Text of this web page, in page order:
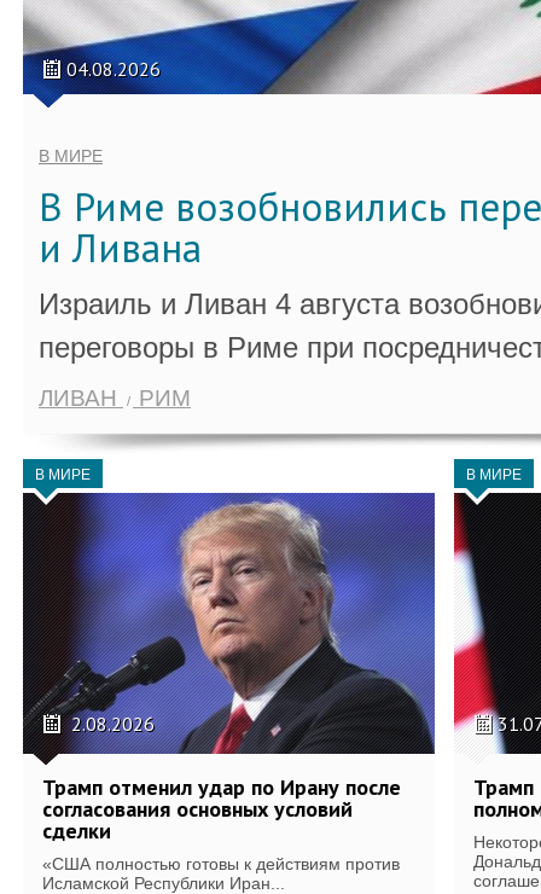
04.08.2026
В МИРЕ
В Риме возобновились
и Ливана
Израиль и Ливан 4 августа
переговоры в Риме при
ЛИВАН РИМ
В МИРЕ
2.08.2026
Трамп отменил удар по Ирану после
согласования основных условий
сделки
«США полностью готовы к действиям против
Исламской Республики Иран...
В МИРЕ
Трамп